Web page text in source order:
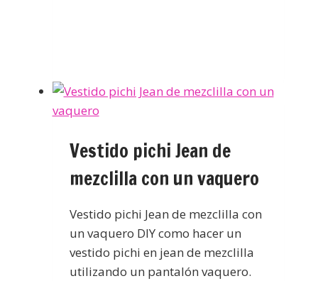
Vestido pichi Jean de
mezclilla con un vaquero
Vestido pichi Jean de mezclilla con
un vaquero DIY como hacer un
vestido pichi en jean de mezclilla
utilizando un pantalón vaquero.